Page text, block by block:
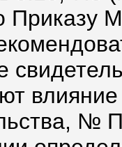
Приказу
влияние
№